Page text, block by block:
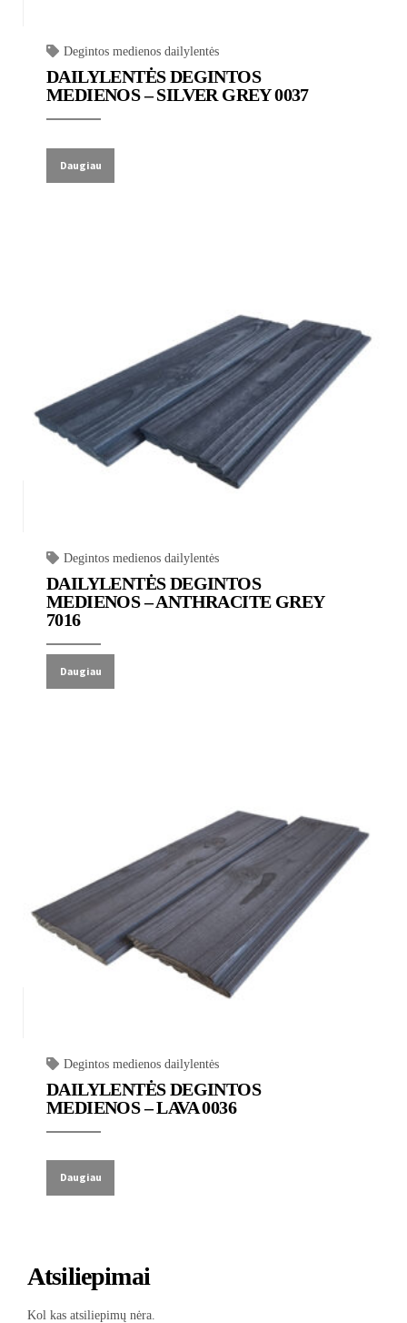
Degintos medienos dailylentės
DAILYLENTĖS DEGINTOS
MEDIENOS – SILVER GREY 0037
Daugiau
Degintos medienos dailylentės
DAILYLENTĖS DEGINTOS
MEDIENOS – ANTHRACITE GREY
7016
Daugiau
Degintos medienos dailylentės
DAILYLENTĖS DEGINTOS
MEDIENOS – LAVA 0036
Daugiau
Atsiliepimai
Kol kas atsiliepimų nėra.